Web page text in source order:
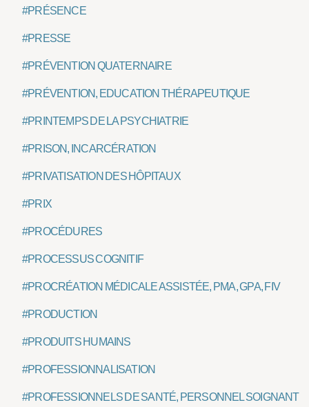
#PRÉSENCE
#PRESSE
#PRÉVENTION QUATERNAIRE
#PRÉVENTION, EDUCATION THÉRAPEUTIQUE
#PRINTEMPS DE LA PSYCHIATRIE
#PRISON, INCARCÉRATION
#PRIVATISATION DES HÔPITAUX
#PRIX
#PROCÉDURES
#PROCESSUS COGNITIF
#PROCRÉATION MÉDICALE ASSISTÉE, PMA, GPA, FIV
#PRODUCTION
#PRODUITS HUMAINS
#PROFESSIONNALISATION
#PROFESSIONNELS DE SANTÉ, PERSONNEL SOIGNANT